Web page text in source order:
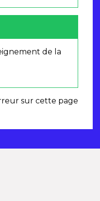
de la
sur cette page